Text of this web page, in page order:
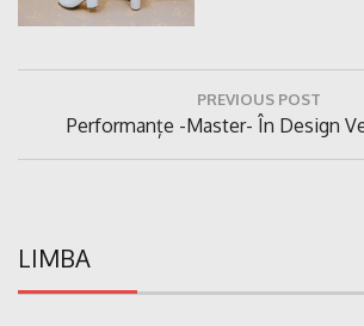
articole
PREVIOUS POST
Previous
Post:
Performanțe -master- În Design
LIMBA